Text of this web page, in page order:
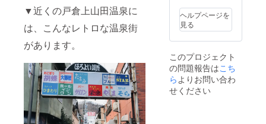
▼近くの戸倉上山田温泉に
は、こんなレトロな温泉街
があります。
の更新
後の金
額は通
常価格
ます。
の部屋
に入居
でき
ず、居
放棄さ
れる場
合は、
ご指定
の口座
やコ
ミュニ
ティス
ペース
時間：
４月１
７日
（日）
１３
ヘルプページを
見る
このプロジェクト
の問題報告はこち
らよりお問い合わ
せください